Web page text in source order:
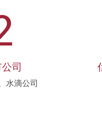
司
水滴公司